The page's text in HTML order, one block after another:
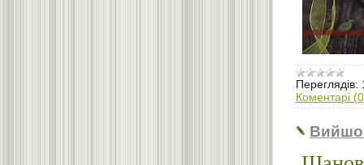
Переглядів:
Коментарі